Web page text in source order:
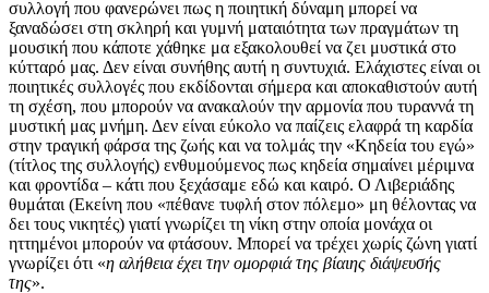
συλλογή που φανερώνει πως η ποιητική δύναμη μπορεί να
ξαναδώσει στη σκληρή και γυμνή ματαιότητα των πραγμάτων τη
μουσική που κάποτε χάθηκε μα εξακολουθεί να ζει μυστικά στο
κύτταρό μας. Δεν είναι συνήθης αυτή η συντυχιά. Ελάχιστες είναι οι
ποιητικές συλλογές που εκδίδονται σήμερα και αποκαθιστούν αυτή
τη σχέση, που μπορούν να ανακαλούν την αρμονία που τυραννά τη
μυστική μας μνήμη. Δεν είναι εύκολο να παίζεις ελαφρά τη καρδία
στην τραγική φάρσα της ζωής και να τολμάς την «Κηδεία του εγώ»
(τίτλος της συλλογής) ενθυμούμενος πως κηδεία σημαίνει μέριμνα
και φροντίδα – κάτι που ξεχάσαμε εδώ και καιρό. Ο Λιβεριάδης
θυμάται (Εκείνη που «πέθανε τυφλή στον πόλεμο» μη θέλοντας να
δει τους νικητές) γιατί γνωρίζει τη νίκη στην οποία μονάχα οι
ηττημένοι μπορούν να φτάσουν. Μπορεί να τρέχει χωρίς ζώνη γιατί
γνωρίζει ότι «η αλήθεια έχει την ομορφιά της βίαιης διάψευσής
της».